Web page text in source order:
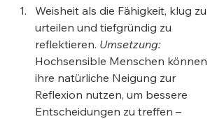
Weisheit als die Fähigkeit, klug zu
urteilen und tiefgründig zu
reflektieren. Umsetzung:
Hochsensible Menschen können
ihre natürliche Neigung zur
Reflexion nutzen, um bessere
Entscheidungen zu treffen –